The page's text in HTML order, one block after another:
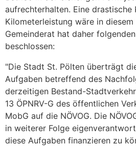
aufrechterhalten. Eine drastische
Kilometerleistung wäre in
Gemeinderat hat daher
beschlossen:
"Die Stadt St. Pölten überträgt
Aufgaben betreffend des
derzeitigen Bestand-
13 ÖPNRV-G des öffentlichen
MobG auf die NÖVOG. Die
in weiterer Folge
diese Aufgaben finanzieren zu